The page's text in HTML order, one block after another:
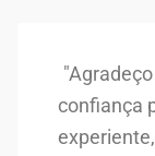
confiança